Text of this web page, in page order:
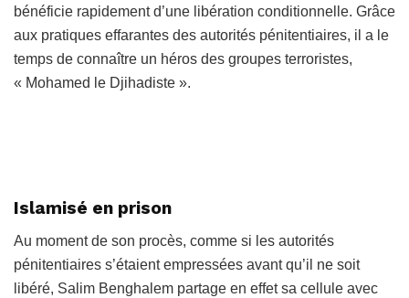
bénéficie rapidement d’une libération conditionnelle. Grâce
aux pratiques effarantes des autorités pénitentiaires, il a le
temps de connaître un héros des groupes terroristes,
« Mohamed le Djihadiste ».
Islamisé en prison
Au moment de son procès, comme si les autorités
pénitentiaires s’étaient empressées avant qu’il ne soit
libéré, Salim Benghalem partage en effet sa cellule avec